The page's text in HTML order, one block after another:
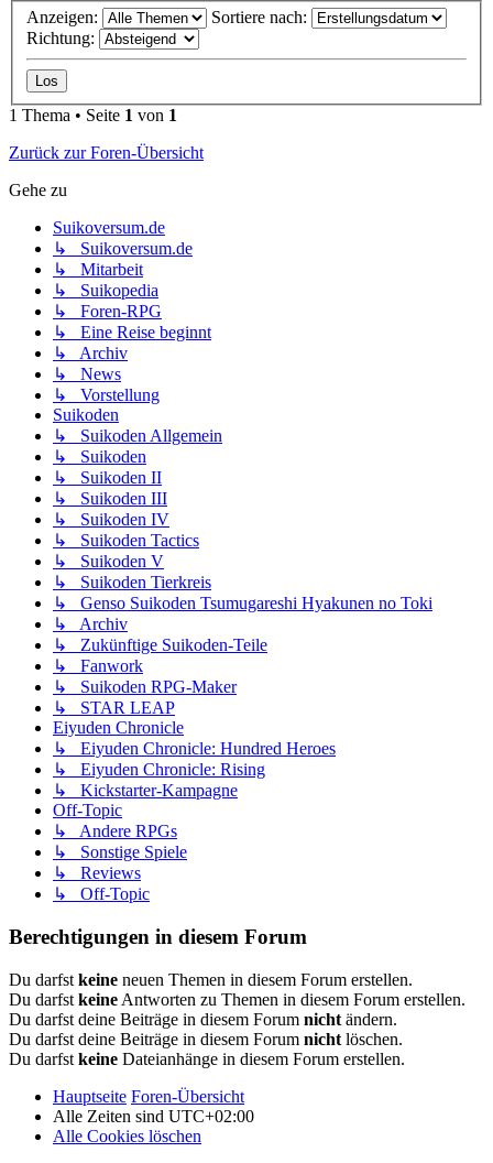
Anzeigen:
Sortiere nach:
Richtung:
1 Thema • Seite 1 von 1
Zurück zur Foren-Übersicht
Gehe zu
Suikoversum.de
↳ Suikoversum.de
↳ Mitarbeit
↳ Suikopedia
↳ Foren-RPG
↳ Eine Reise beginnt
↳ Archiv
↳ News
↳ Vorstellung
Suikoden
↳ Suikoden Allgemein
↳ Suikoden
↳ Suikoden II
↳ Suikoden III
↳ Suikoden IV
↳ Suikoden Tactics
↳ Suikoden V
↳ Suikoden Tierkreis
↳ Genso Suikoden Tsumugareshi Hyakunen no Toki
↳ Archiv
↳ Zukünftige Suikoden-Teile
↳ Fanwork
↳ Suikoden RPG-Maker
↳ STAR LEAP
Eiyuden Chronicle
↳ Eiyuden Chronicle: Hundred Heroes
↳ Eiyuden Chronicle: Rising
↳ Kickstarter-Kampagne
Off-Topic
↳ Andere RPGs
↳ Sonstige Spiele
↳ Reviews
↳ Off-Topic
Berechtigungen in diesem Forum
Du darfst keine neuen Themen in diesem Forum erstellen.
Du darfst keine Antworten zu Themen in diesem Forum erstellen.
Du darfst deine Beiträge in diesem Forum nicht ändern.
Du darfst deine Beiträge in diesem Forum nicht löschen.
Du darfst keine Dateianhänge in diesem Forum erstellen.
Hauptseite Foren-Übersicht
Alle Zeiten sind UTC+02:00
Alle Cookies löschen